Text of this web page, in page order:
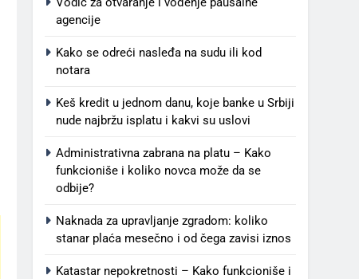
agencije
Kako se odreći nasleđa na sudu ili kod
notara
Keš kredit u jednom danu, koje banke u Srbiji
nude najbržu isplatu i kakvi su uslovi
Administrativna zabrana na platu – Kako
funkcioniše i koliko novca može da se
odbije?
Naknada za upravljanje zgradom: koliko
stanar plaća mesečno i od čega zavisi iznos
Katastar nepokretnosti – Kako funkcioniše i